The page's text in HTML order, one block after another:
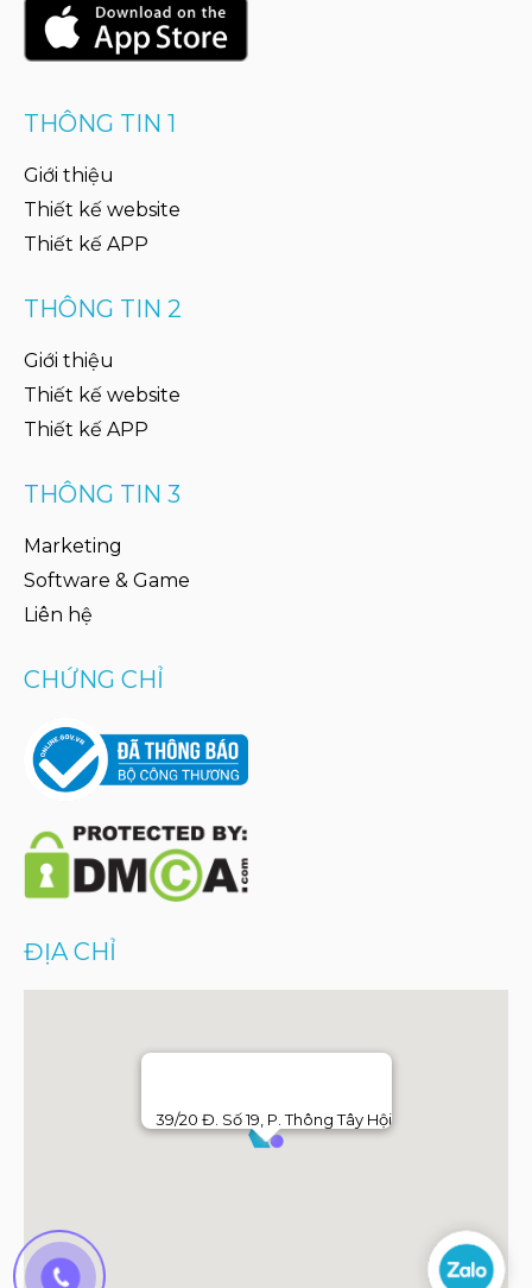
THÔNG TIN 1
Giới thiệu
Thiết kế website
Thiết kế APP
THÔNG TIN 2
Giới thiệu
Thiết kế website
Thiết kế APP
THÔNG TIN 3
Marketing
Software & Game
Liên hệ
CHỨNG CHỈ
ĐỊA CHỈ
39/20 Đ. Số 19, P. Thông Tây Hội